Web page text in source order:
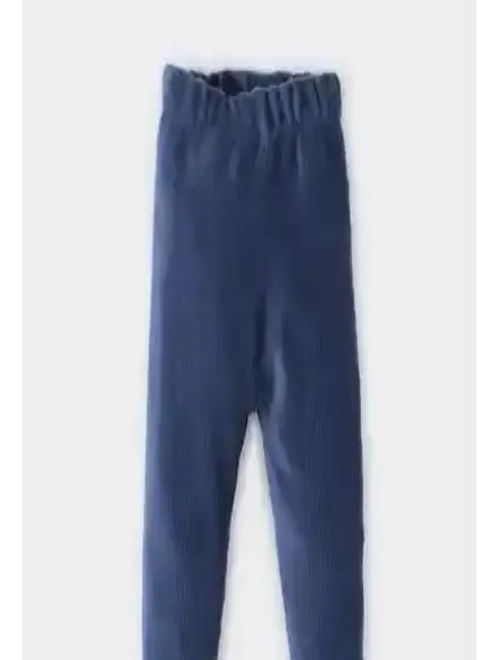
Kışlık giyimde tayt ve pantolon alternatifleri, uygun fiyatlı kabanlar,
rahat üstler ve aksesuarlar ile konfor ve stil dengesi sağlanabilir.
Kumaş seçimi ve beden uyumu da önemlidir.
Jerf Gela ve Jerf Pine Yüksek Bel Toparlayıcı Spor
Taytları Karşılaştırması
özellikleriyle öne çıkıyor. Kullanıcı yorumlarıyla desteklenen
detaylar, ürünlerin performansını ve memnuniyet seviyesini ortaya
Under Armour Erkek Spor Giyim Ürünleri
Karşılaştırması: Tayt ve Şort Özellikleri
Bu makalede, Under Armour'ın HeatGear tayt ve Woven şort
modelleri detaylı şekilde karşılaştırılıyor. Kumaş, havalandırma,
hareket kabiliyeti ve kullanım özellikleri analiz edilerek, spor
performansına etkileri ortaya konuyor.
Lovetti Siyah Kız Çocuk Kışlık Tayt: Konfor ve
Şıklığın Mükemmel Buluşması
Lovetti Siyah Basic Kız Çocuk Kışlık Tayt, şardonlu iç yüzeyi ve
elastik yapısıyla çocukların hareket özgürlüğünü kısıtlamadan sıcak